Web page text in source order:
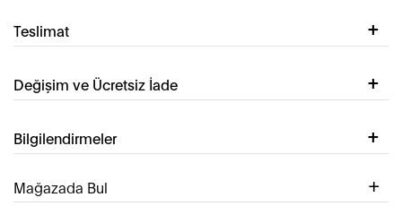
Teslimat
Değişim ve Ücretsiz İade
Bilgilendirmeler
Mağazada Bul